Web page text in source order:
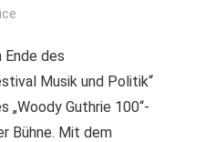
Ende des
Musik und Politik“
„Woody Guthrie 100“-
Bühne. Mit dem